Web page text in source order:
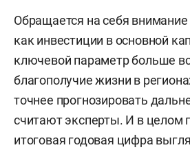
Обращается на себя внимание
как инвестиции в основной
ключевой параметр больше
благополучие жизни в
точнее прогнозировать
считают эксперты. И в целом
итоговая годовая цифра